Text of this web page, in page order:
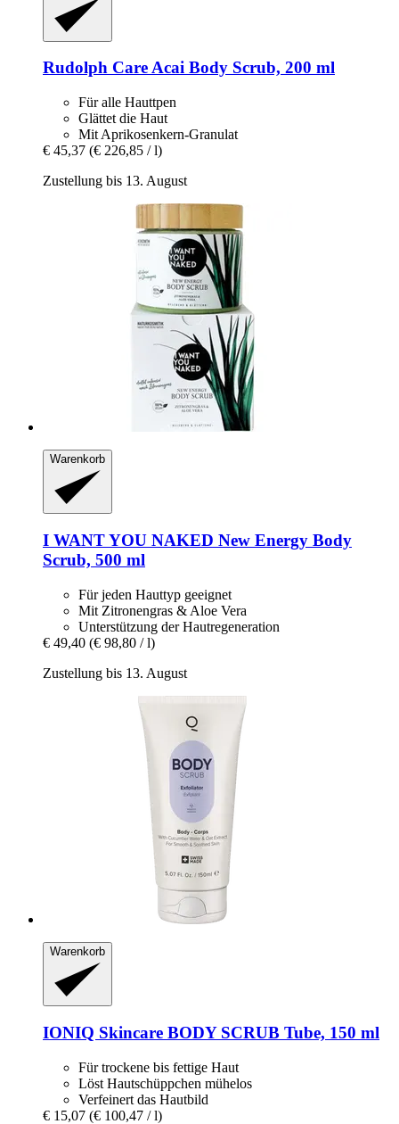
Rudolph CareAcai Body Scrub, 200 ml
Für alle Hauttpen
Glättet die Haut
Mit Aprikosenkern-Granulat
€ 45,37 (€ 226,85 / l)
Zustellung bis 13. August
Warenkorb
I WANT YOU NAKED New Energy Body
Scrub, 500 ml
Für jeden Hauttyp geeignet
Mit Zitronengras & Aloe Vera
Unterstützung der Hautregeneration
€ 49,40 (€ 98,80 / l)
Zustellung bis 13. August
Warenkorb
IONIQ Skincare BODY SCRUB Tube, 150 ml
Für trockene bis fettige Haut
Löst Hautschüppchen mühelos
Verfeinert das Hautbild
€ 15,07 (€ 100,47 / l)